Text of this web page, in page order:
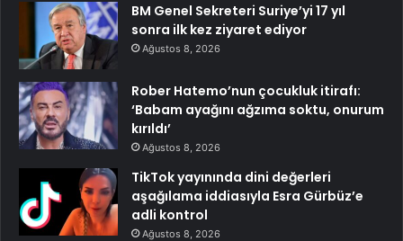
BM Genel Sekreteri Suriye’yi 17 yıl
sonra ilk kez ziyaret ediyor
Ağustos 8, 2026
Rober Hatemo’nun çocukluk itirafı:
‘Babam ayağını ağzıma soktu, onurum
kırıldı’
Ağustos 8, 2026
TikTok yayınında dini değerleri
aşağılama iddiasıyla Esra Gürbüz’e
adli kontrol
Ağustos 8, 2026